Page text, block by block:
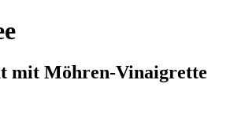
mit Möhren-Vinaigrette